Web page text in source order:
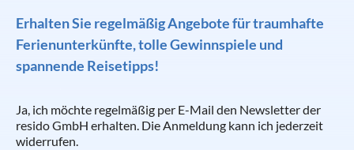
Erhalten Sie regelmäßig Angebote für traumhafte
Ferienunterkünfte, tolle Gewinnspiele und
spannende Reisetipps!
Ja, ich möchte regelmäßig per E-Mail den Newsletter der
resido GmbH erhalten. Die Anmeldung kann ich jederzeit
widerrufen.